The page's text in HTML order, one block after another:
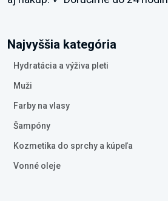
Najvyššia kategória
Hydratácia a výživa pleti
Muži
Farby na vlasy
Šampóny
Kozmetika do sprchy a kúpeľa
Vonné oleje